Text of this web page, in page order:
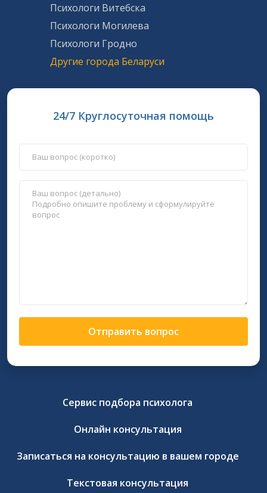
Психологи Витебска
Психологи Могилева
Психологи Гродно
Другие города Беларуси
24/7 Круглосуточная помощь
Отправить вопрос
Сервис подбора психолога
Онлайн консультация
Записаться на консультацию в вашем городе
Текстовая консультация